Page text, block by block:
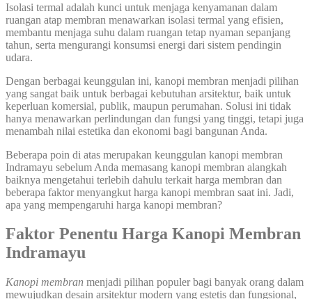
Isolasi termal adalah kunci untuk menjaga kenyamanan dalam
ruangan atap membran menawarkan isolasi termal yang efisien,
membantu menjaga suhu dalam ruangan tetap nyaman sepanjang
tahun, serta mengurangi konsumsi energi dari sistem pendingin
udara.
Dengan berbagai keunggulan ini, kanopi membran menjadi pilihan
yang sangat baik untuk berbagai kebutuhan arsitektur, baik untuk
keperluan komersial, publik, maupun perumahan. Solusi ini tidak
hanya menawarkan perlindungan dan fungsi yang tinggi, tetapi juga
menambah nilai estetika dan ekonomi bagi bangunan Anda.
Beberapa poin di atas merupakan keunggulan kanopi membran
Indramayu sebelum Anda memasang kanopi membran alangkah
baiknya mengetahui terlebih dahulu terkait harga membran dan
beberapa faktor menyangkut harga kanopi membran saat ini. Jadi,
apa yang mempengaruhi harga kanopi membran?
Faktor Penentu Harga Kanopi Membran
Indramayu
Kanopi membran menjadi pilihan populer bagi banyak orang dalam
mewujudkan desain arsitektur modern yang estetis dan fungsional,